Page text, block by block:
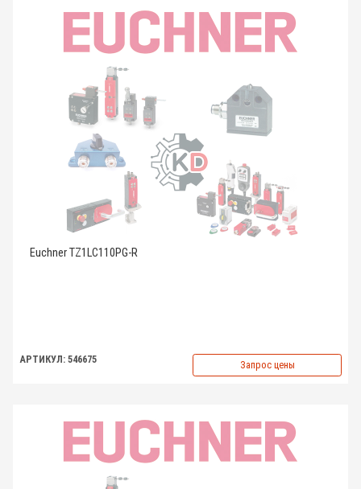
Euchner TZ1LC110PG-R
АРТИКУЛ: 546675 Запрос цены